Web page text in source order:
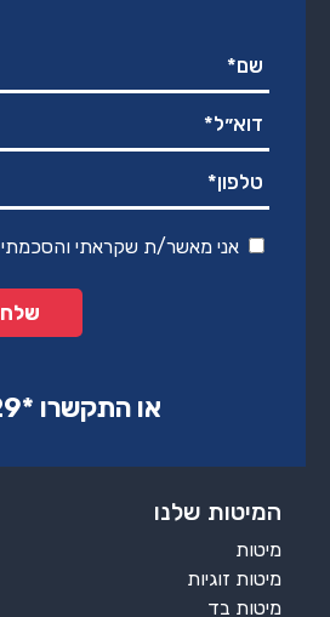
אני מאשר/ת שקראתי והסכמתי
או התקשרו ‏*2129‏
המיטות שלנו
מיטות
מיטות זוגיות
מיטות בד